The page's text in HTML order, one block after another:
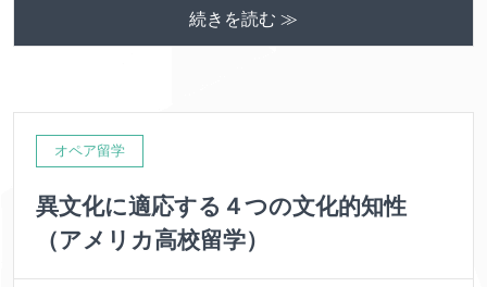
続きを読む ≫
オペア留学
異文化に適応する４つの文化的知性
（アメリカ高校留学）